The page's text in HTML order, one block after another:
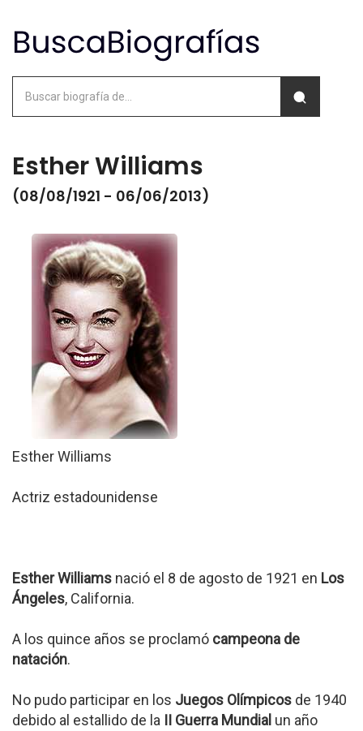
Esther Williams
(08/08/1921 - 06/06/2013)
Esther Williams
Actriz estadounidense
Esther Williams nació el 8 de agosto de 1921 en Los
Ángeles, California.
A los quince años se proclamó campeona de
natación.
No pudo participar en los Juegos Olímpicos de 1940
debido al estallido de la II Guerra Mundial un año